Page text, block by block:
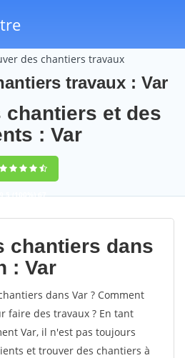
des chantiers travaux
travaux : Var
chantiers et des
: Var
9,5(100%)67
votes
chantiers dans
: Var
dans Var ? Comment
faire des travaux ? En tant
Var, il n'est pas toujours
et trouver des chantiers à